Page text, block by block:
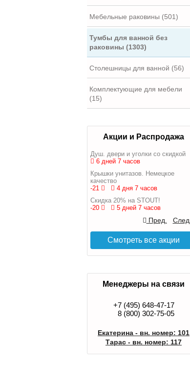
Мебельные раковины (501)
Тумбы для ванной без
раковины (1303)
Столешницы для ванной (56)
Комплектующие для мебели
(15)
Акции и Распродажа
Душ. двери и уголки со скидкой
6 дней 7 часов
Крышки унитазов. Немецкое
качество
-21
4 дня 7 часов
Скидка 20% на STOUT!
-20
5 дней 7 часов
Пред. След.
Смотреть все акции
Менеджеры на связи
+7 (495) 648-47-17
8 (800) 302-75-05
Екатерина - вн. номер: 101
Тарас - вн. номер: 117